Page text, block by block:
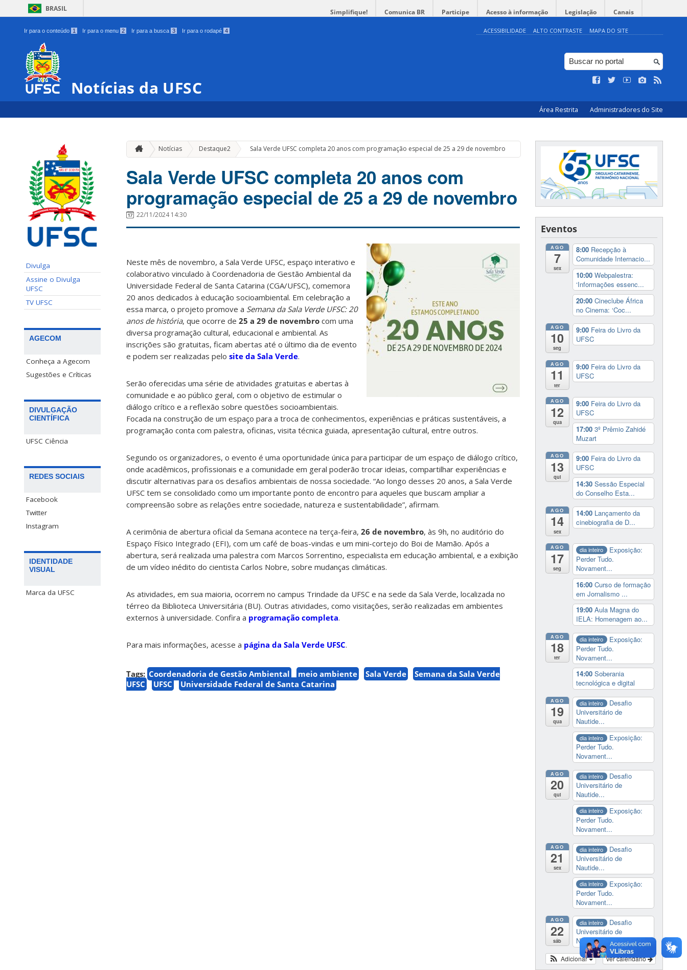
BRASIL Simplifique! Comunica BR Participe Acesso à informação Legislação Canais
Ir para o conteúdo 1 Ir para o menu 2 Ir para a busca 3 Ir para o rodapé 4 ACESSIBILIDADE ALTO CONTRASTE MAPA DO SITE
Notícias da UFSC
Área Restrita Administradores do Site
Divulga
Assine o Divulga
UFSC
TV UFSC
AGECOM
Conheça a Agecom
Sugestões e Críticas
DIVULGAÇÃO
CIENTÍFICA
UFSC Ciência
REDES SOCIAIS
Facebook
Twitter
Instagram
IDENTIDADE
VISUAL
Marca da UFSC
Notícias Destaque2 » Sala Verde UFSC completa 20 anos com programação especial de 25 a 29 de novembro
Sala Verde UFSC completa 20 anos com
programação especial de 25 a 29 de novembro
22/11/2024 14:30
Neste mês de novembro, a Sala Verde UFSC, espaço interativo e
colaborativo vinculado à Coordenadoria de Gestão Ambiental da
Universidade Federal de Santa Catarina (CGA/UFSC), comemora
20 anos dedicados à educação socioambiental. Em celebração a
essa marca, o projeto promove a Semana da Sala Verde UFSC: 20
anos de história, que ocorre de 25 a 29 de novembro com uma
diversa programação cultural, educacional e ambiental. As
inscrições são gratuitas, ficam abertas até o último dia de evento
e podem ser realizadas pelo site da Sala Verde.
Serão oferecidas uma série de atividades gratuitas e abertas à
comunidade e ao público geral, com o objetivo de estimular o
diálogo crítico e a reflexão sobre questões socioambientais.
Focada na construção de um espaço para a troca de conhecimentos, experiências e práticas sustentáveis, a
programação conta com palestra, oficinas, visita técnica guiada, apresentação cultural, entre outros.
Segundo os organizadores, o evento é uma oportunidade única para participar de um espaço de diálogo crítico,
onde acadêmicos, profissionais e a comunidade em geral poderão trocar ideias, compartilhar experiências e
discutir alternativas para os desafios ambientais de nossa sociedade. “Ao longo desses 20 anos, a Sala Verde
UFSC tem se consolidado como um importante ponto de encontro para aqueles que buscam ampliar a
compreensão sobre as relações entre sociedade, natureza e sustentabilidade”, afirmam.
A cerimônia de abertura oficial da Semana acontece na terça-feira, 26 de novembro, às 9h, no auditório do
Espaço Físico Integrado (EFI), com um café de boas-vindas e um mini-cortejo do Boi de Mamão. Após a
abertura, será realizada uma palestra com Marcos Sorrentino, especialista em educação ambiental, e a exibição
de um vídeo inédito do cientista Carlos Nobre, sobre mudanças climáticas.
As atividades, em sua maioria, ocorrem no campus Trindade da UFSC e na sede da Sala Verde, localizada no
térreo da Biblioteca Universitária (BU). Outras atividades, como visitações, serão realizadas em ambientes
externos à universidade. Confira a programação completa.
Para mais informações, acesse a página da Sala Verde UFSC.
Tags: Coordenadoria de Gestão Ambiental meio ambiente Sala Verde
Semana da Sala Verde
UFSC
UFSC Universidade Federal de Santa Catarina
Eventos
AGO
7
sex
8:00 Recepção à
Comunidade Internacio...
10:00 Webpalestra:
‘Informações essenc...
20:00 Cineclube África
no Cinema: ‘Coc...
AGO
10
seg
9:00 Feira do Livro da
UFSC
AGO
11
ter
9:00 Feira do Livro da
UFSC
AGO
12
qua
9:00 Feira do Livro da
UFSC
17:00 3º Prêmio Zahidé
Muzart
AGO
13
qui
9:00 Feira do Livro da
UFSC
14:30 Sessão Especial
do Conselho Esta...
AGO
14
sex
14:00 Lançamento da
cinebiografia de D...
AGO
17
seg
dia inteiro
Exposição:
Perder Tudo.
Novament...
16:00 Curso de formação
em Jornalismo ...
19:00 Aula Magna do
IELA: Homenagem ao...
AGO
18
ter
dia inteiro
Exposição:
Perder Tudo.
Novament...
14:00 Soberania
tecnológica e digital
AGO
19
qua
dia inteiro
Desafio
Universitário de
Nautide...
dia inteiro
Exposição:
Perder Tudo.
Novament...
AGO
20
qui
dia inteiro
Desafio
Universitário de
Nautide...
dia inteiro
Exposição:
Perder Tudo.
Novament...
AGO
21
sex
dia inteiro
Desafio
Universitário de
Nautide...
dia inteiro
Exposição:
Perder Tudo.
Novament...
AGO
22
sáb
dia inteiro
Desafio
Universitário de
Nautide...
Ver calendário
Adicionar